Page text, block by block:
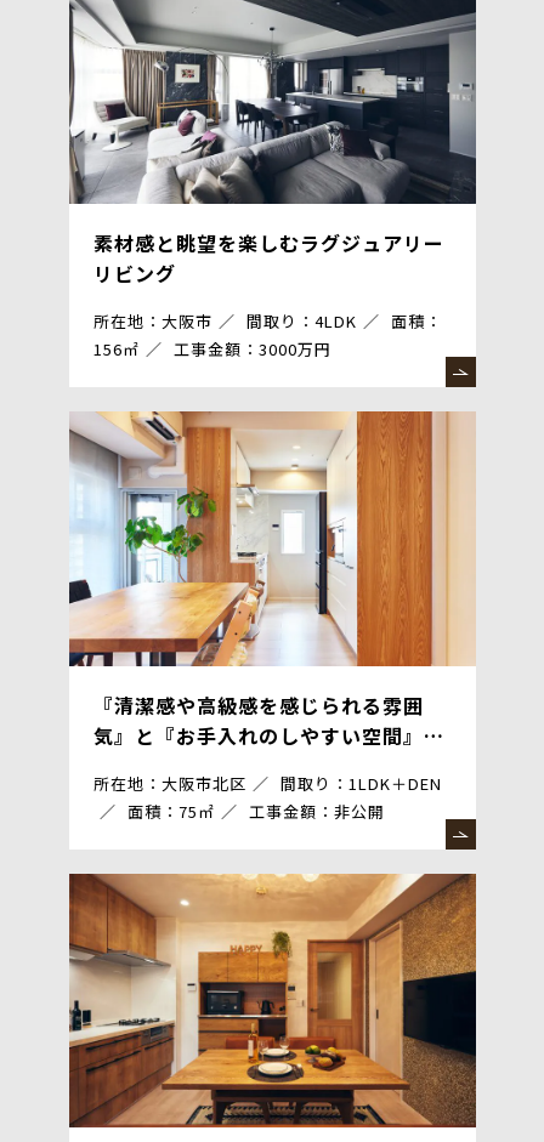
素材感と眺望を楽しむラグジュアリー
リビング
所在地：大阪市 間取り：4LDK
面積：
156㎡
工事金額：3000万円
『清潔感や高級感を感じられる雰囲
気』と『お手入れのしやすい空間』の
所在地：大阪市北区
間取り：1LDK＋DEN
面積：75㎡
工事金額：非公開